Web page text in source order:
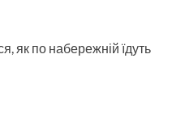
як по набережній їдуть